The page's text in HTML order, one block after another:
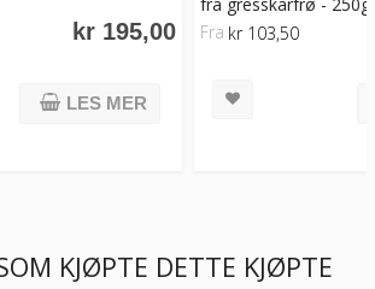
kr 195,00
LES MER
Fra kr 103,50
KJØPTE DETTE KJØPTE